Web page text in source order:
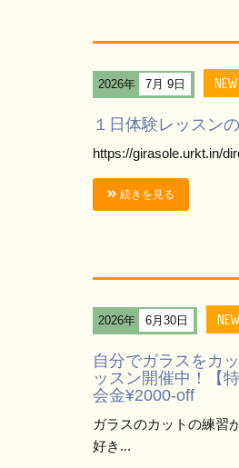
2026年 7月 9日
１日体験レッスン
https://girasole.urkt.in/
続きを見る
2026年 6月30日
自分でガラスをカ
ッスン開催中！【
会金¥2000-off
ガラスのカットの練習
好き...